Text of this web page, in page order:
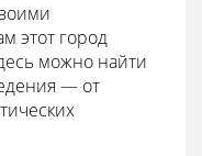
этот город
можно найти
— от